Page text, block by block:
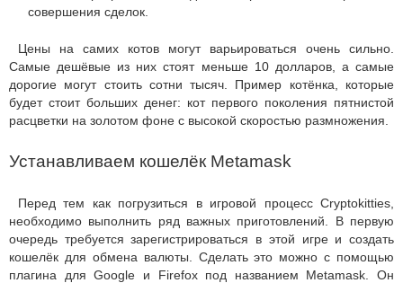
совершения сделок.
Цены на самих котов могут варьироваться очень сильно.
Самые дешёвые из них стоят меньше 10 долларов, а самые
дорогие могут стоить сотни тысяч. Пример котёнка, которые
будет стоит больших денег: кот первого поколения пятнистой
расцветки на золотом фоне с высокой скоростью размножения.
Устанавливаем кошелёк Metamask
Перед тем как погрузиться в игровой процесс Cryptokitties,
необходимо выполнить ряд важных приготовлений. В первую
очередь требуется зарегистрироваться в этой игре и создать
кошелёк для обмена валюты. Сделать это можно с помощью
плагина для Google и Firefox под названием Metamask. Он